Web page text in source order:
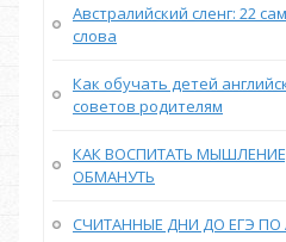
Австралийский сленг: 22
слова
Как обучать детей
советов родителям
КАК ВОСПИТАТЬ
ОБМАНУТЬ
СЧИТАННЫЕ ДНИ ДО ЕГЭ